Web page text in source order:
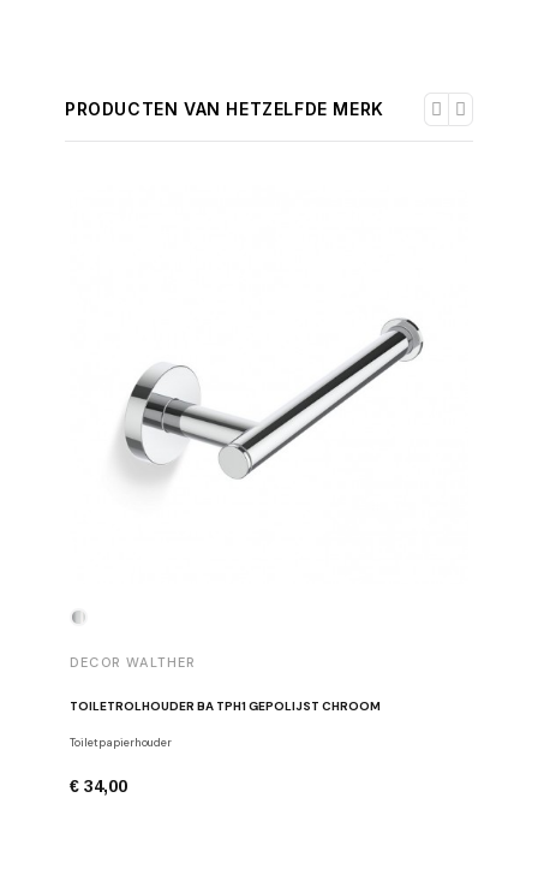
PRODUCTEN VAN HETZELFDE MERK
DECOR WALTHER
TOILETROLHOUDER BA TPH1 GEPOLIJST CHROOM
Toiletpapierhouder
€ 34,00